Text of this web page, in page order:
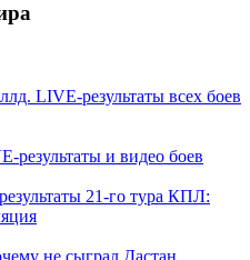
LIVE-результаты всех боев
результаты и видео боев
21-го тура КПЛ:
не сыграл Дастан